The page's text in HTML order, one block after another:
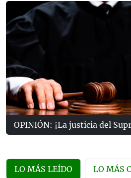
OPINIÓN: ¡La justicia del
LO MÁS LEÍDO LO MÁS